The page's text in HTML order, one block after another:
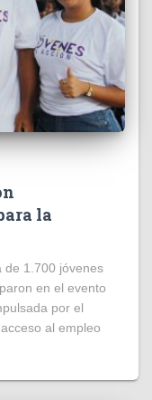
la
de 1.700 jóvenes
en el evento
por el
al empleo